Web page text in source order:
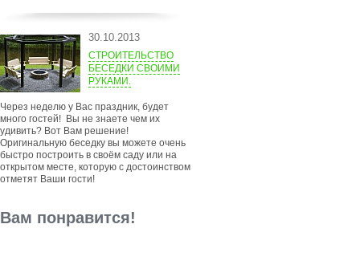
30.10.2013
СТРОИТЕЛЬСТВО
БЕСЕДКИ СВОИМИ
РУКАМИ.
Через неделю у Вас праздник, будет
много гостей! Вы не знаете чем их
удивить? Вот Вам решение!
Оригинальную беседку вы можете очень
быстро построить в своём саду или на
открытом месте, которую с достоинством
отметят Ваши гости!
Вам понравится!